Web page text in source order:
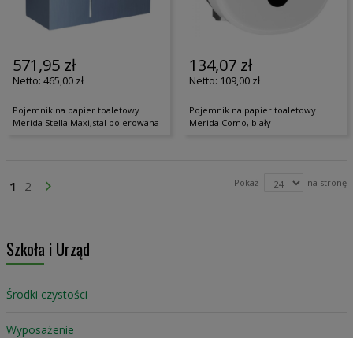
571,95 zł
465,00 zł
Pojemnik na papier toaletowy
Merida Stella Maxi,stal polerowana
134,07 zł
109,00 zł
Pojemnik na papier toaletowy
Merida Como, biały
Aktualnie czytasz stronę
1 Strona
2 Strona
Przejdź Dalej Pokaż na stronę
Szkoła i Urząd
Środki czystości
Wyposażenie